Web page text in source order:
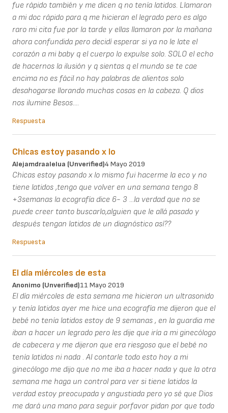
fue rápido también y me dicen q no tenía latidos. Llamaron
a mi doc rápido para q me hicieran el legrado pero es algo
raro mi cita fue por la tarde y ellas llamaron por la mañana
ahora confundida pero decidí esperar si ya no le late el
corazón a mi baby q el cuerpo lo expulse solo. SOLO el echo
de hacernos la ilusión y q sientas q el mundo se te cae
encima no es fácil no hay palabras de alientos solo
desahogarse llorando muchas cosas en la cabeza. Q dios
nos ilumine Besos....
Respuesta
Chicas estoy pasando x lo
Alejamdraalelua (unverified)4 Mayo 2019
Chicas estoy pasando x lo mismo fui hacerme la eco y no
tiene latidos ,tengo que volver en una semana tengo 8
+3semanas la ecografía dice 6- 3 ...la verdad que no se
puede creer tanto buscarlo,alguien que le allá pasado y
después tengan latidos de un diagnóstico así??
Respuesta
El día miércoles de esta
Anonimo (unverified)11 Mayo 2019
El día miércoles de esta semana me hicieron un ultrasonido
y tenía latidos ayer me hice una ecografía me dijeron que el
bebé no tenía latidos estoy de 9 semanas , en la guardia me
iban a hacer un legrado pero les dije que iría a mi ginecólogo
de cabecera y me dijeron que era riesgoso que el bebé no
tenía latidos ni nada . Al contarle todo esto hoy a mi
ginecólogo me dijo que no me iba a hacer nada y que la otra
semana me haga un control para ver si tiene latidos la
verdad estoy preocupada y angustiada pero yo sé que Dios
me dará una mano para seguir porfavor pidan por que todo